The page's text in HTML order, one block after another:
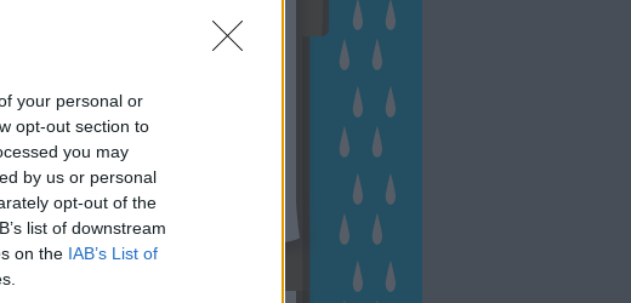
your personal or
opt-out section to
you may
by us or personal
opt-out of the
list of downstream
on the IAB’s List of